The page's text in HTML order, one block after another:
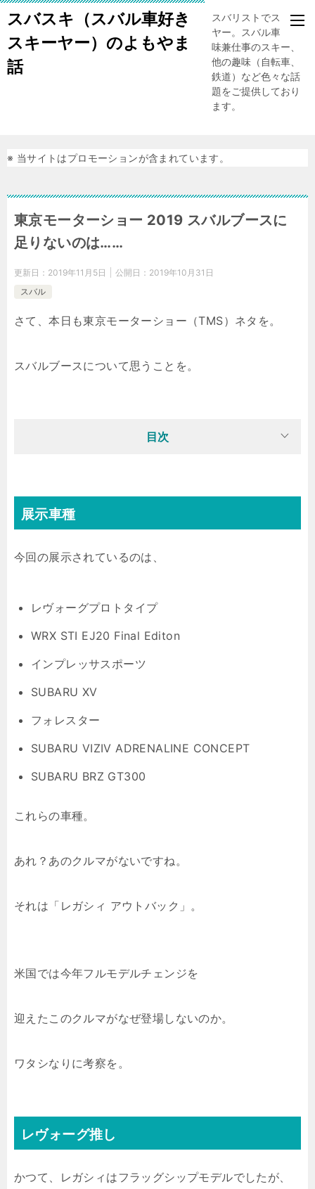
スバスキ（スバル車好き
スキーヤー）のよもやま
話
スバリストでスキー
ヤー。スバル車、趣
味兼仕事のスキー、
他の趣味（自転車、
鉄道）など色々な話
題をご提供しており
ます。
※ 当サイトはプロモーションが含まれています。
東京モーターショー 2019 スバルブースに
足りないのは……
更新日： 2019年11月5日 公開日： 2019年10月31日
スバル
さて、本日も東京モーターショー（TMS）ネタを。
スバルブースについて思うことを。
目次
展示車種
今回の展示されているのは、
レヴォーグプロトタイプ
WRX STI EJ20 Final Editon
インプレッサスポーツ
SUBARU XV
フォレスター
SUBARU VIZIV ADRENALINE CONCEPT
SUBARU BRZ GT300
これらの車種。
あれ？あのクルマがないですね。
それは「レガシィ アウトバック」。
米国では今年フルモデルチェンジを
迎えたこのクルマがなぜ登場しないのか。
ワタシなりに考察を。
レヴォーグ推し
かつて、レガシィはフラッグシップモデルでしたが、